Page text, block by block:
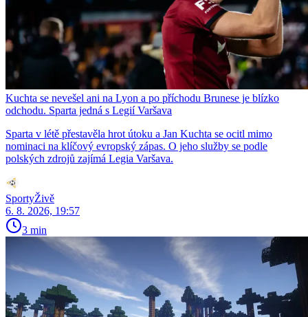
Kuchta se nevešel ani na Lyon a po příchodu Brunese je blízko
odchodu. Sparta jedná s Legií Varšava
Sparta v létě přestavěla hrot útoku a Jan Kuchta se ocitl mimo
nominaci na klíčový evropský zápas. O jeho služby se podle
polských zdrojů zajímá Legia Varšava.
SportyŽivě
6. 8. 2026, 19:57
3 min